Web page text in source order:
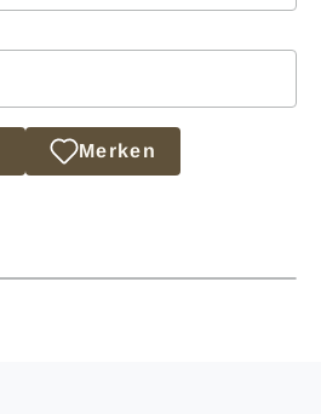
Merken